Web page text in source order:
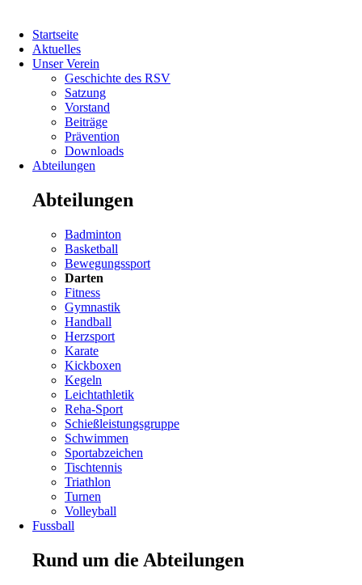
überspringen
Startseite
Aktuelles
Unser Verein
Geschichte des RSV
Satzung
Vorstand
Beiträge
Prävention
Downloads
Abteilungen
Abteilungen
Navigation
überspringen
Badminton
Basketball
Bewegungssport
Darten
Fitness
Gymnastik
Handball
Herzsport
Navigation
überspringen
Karate
Kickboxen
Kegeln
Leichtathletik
Reha-Sport
Schießleistungsgruppe
Schwimmen
Navigation
überspringen
Sportabzeichen
Tischtennis
Triathlon
Turnen
Volleyball
Fussball
Rund um die Abteilungen